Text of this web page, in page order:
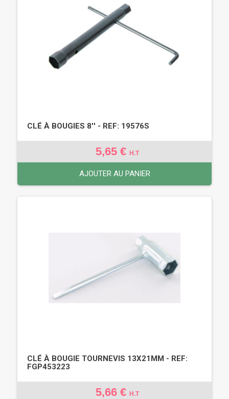
CLÉ À BOUGIES 8'' - REF: 19576S
5,65 € H.T
AJOUTER AU PANIER
CLÉ À BOUGIE TOURNEVIS 13X21MM - REF:
FGP453223
5,66 € H.T